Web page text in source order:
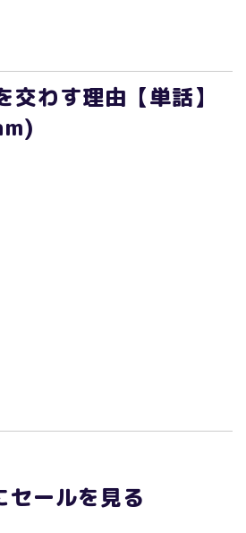
交わす理由【単話】
セールを見る